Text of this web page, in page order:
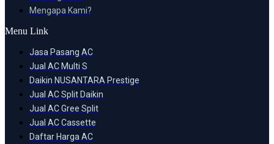
Mengapa Kami?
Menu Link
Jasa Pasang AC
Jual AC Multi S
Daikin NUSANTARA Prestige
Jual AC Split Daikin
Jual AC Gree Split
Jual AC Cassette
Daftar Harga AC